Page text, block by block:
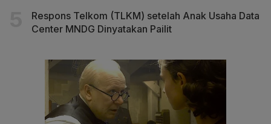
Respons Telkom (TLKM) setelah Anak Usaha Data
Center MNDG Dinyatakan Pailit